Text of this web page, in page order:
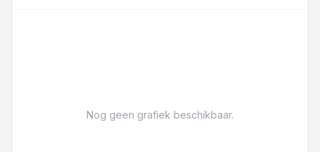
Nog geen grafiek beschikbaar.